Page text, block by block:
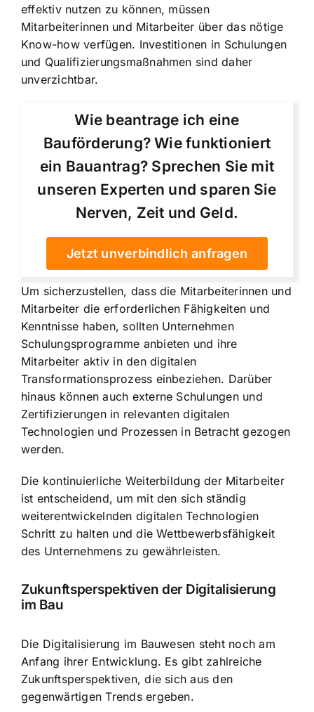
effektiv nutzen zu können, müssen
Mitarbeiterinnen und Mitarbeiter über das nötige
Know-how verfügen. Investitionen in Schulungen
und Qualifizierungsmaßnahmen sind daher
unverzichtbar.
Wie beantrage ich eine
Bauförderung? Wie funktioniert
ein Bauantrag? Sprechen Sie mit
unseren Experten und sparen Sie
Nerven, Zeit und Geld.
Jetzt unverbindlich anfragen
Um sicherzustellen, dass die Mitarbeiterinnen und
Mitarbeiter die erforderlichen Fähigkeiten und
Kenntnisse haben, sollten Unternehmen
Schulungsprogramme anbieten und ihre
Mitarbeiter aktiv in den digitalen
Transformationsprozess einbeziehen. Darüber
hinaus können auch externe Schulungen und
Zertifizierungen in relevanten digitalen
Technologien und Prozessen in Betracht gezogen
werden.
Die kontinuierliche Weiterbildung der Mitarbeiter
ist entscheidend, um mit den sich ständig
weiterentwickelnden digitalen Technologien
Schritt zu halten und die Wettbewerbsfähigkeit
des Unternehmens zu gewährleisten.
Zukunftsperspektiven der Digitalisierung
im Bau
Die Digitalisierung im Bauwesen steht noch am
Anfang ihrer Entwicklung. Es gibt zahlreiche
Zukunftsperspektiven, die sich aus den
gegenwärtigen Trends ergeben.